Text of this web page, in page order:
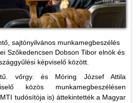
sajtónyilvános munkamegbeszélés
Szőkedencsen Dobson Tibor elnök és
képviselő között.
vőrgy. és Móring József Attila
közös munkamegbeszélésen
tudósítója is) áttekintették a Magyar